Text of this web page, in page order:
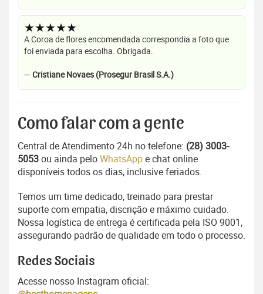
★★★★★
A Coroa de flores encomendada correspondia a foto que
foi enviada para escolha. Obrigada.
— Cristiane Novaes (Prosegur Brasil S.A.)
Como falar com a gente
Central de Atendimento 24h no telefone: (28) 3003-
5053ou ainda peloWhatsAppe chat online
disponíveis todos os dias, inclusive feriados.
Temos um time dedicado, treinado para prestar
suporte com empatia, discrição e máximo cuidado.
Nossa logística de entrega é certificada pela ISO 9001,
assegurando padrão de qualidade em todo o processo.
Redes Sociais
Acesse nosso Instagram oficial: